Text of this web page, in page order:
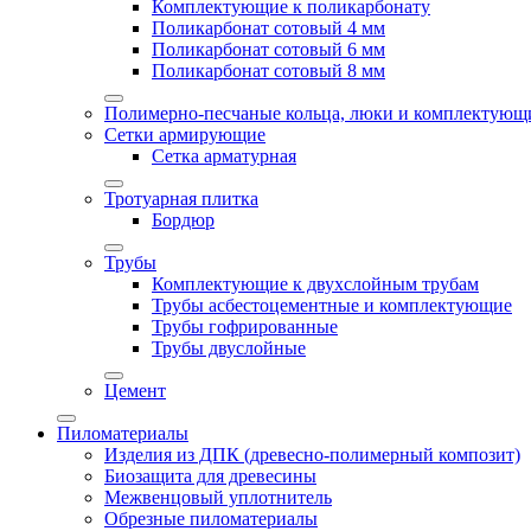
Комплектующие к поликарбонату
Поликарбонат сотовый 4 мм
Поликарбонат сотовый 6 мм
Поликарбонат сотовый 8 мм
Полимерно-песчаные кольца, люки и
Сетки армирующие
Сетка арматурная
Тротуарная плитка
Бордюр
Трубы
Комплектующие к двухслойным трубам
Трубы асбестоцементные и комплектующие
Трубы гофрированные
Трубы двуслойные
Цемент
Пиломатериалы
Изделия из ДПК (древесно-полимерный композит)
Биозащита для древесины
Межвенцовый уплотнитель
Обрезные пиломатериалы